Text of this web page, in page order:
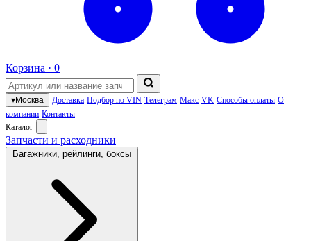
Корзина · 0
▾Москва Доставка Подбор по VIN Телеграм Макс VK Способы оплаты О
компании Контакты
Каталог
Запчасти и расходники
Багажники, рейлинги, боксы